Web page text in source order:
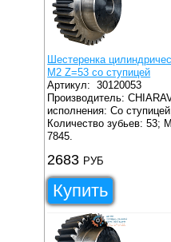
Шестеренка
M2 Z=53 со ступицей
Артикул:30120053
Производитель:
исполнения: Со
Количество зубьев: 53;
7845.
2683 РУБ
Купить